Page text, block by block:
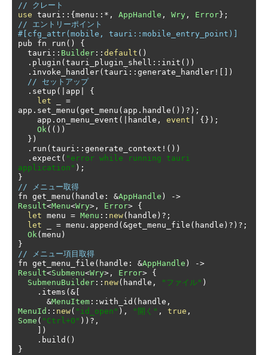
// クレート
use tauri ::{ menu ::*, AppHandle , Wry , Error };
// エントリーポイント
#[cfg_attr(mobile, tauri::mobile_entry_point)]
pub fn run ()
{
  tauri
:: Builder :: default ()
. plugin ( tauri_plugin_shell :: init ())
. invoke_handler( tauri :: generate_handler ![])
// セットアップ
. setup (| app
{
let
=
app . set_menu ( get_menu ( app . handle ())?);
    app
. on_menu_event (| handle , event
{});
Ok(())
})
. run ( tauri :: generate_context !())
. expect ( "error while running tauri
application" );
}
// メニュー取得
fn get_menu ( handle : &AppHandle )
->
Result<Menu<Wry>, Error> {
let menu = Menu :: new( handle )?;
let
= menu . append (&get_menu_file ( handle )?)?;
Ok( menu )
}
// メニュー項目取得
fn get_menu_file ( handle : &AppHandle )
->
Result<Submenu<Wry>, Error> {
SubmenuBuilder :: new( handle , "ファイル" )
. items (&[
&MenuItem :: with_id ( handle ,
MenuId :: new( "id_open" ), "開く" , true ,
Some ( "Ctrl+O" ))?,
])
. build ()
}